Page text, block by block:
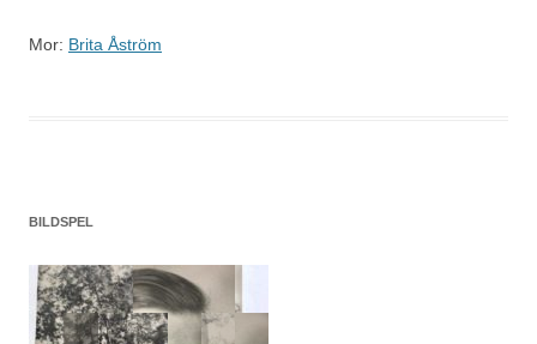
Mor: Brita Åström
BILDSPEL